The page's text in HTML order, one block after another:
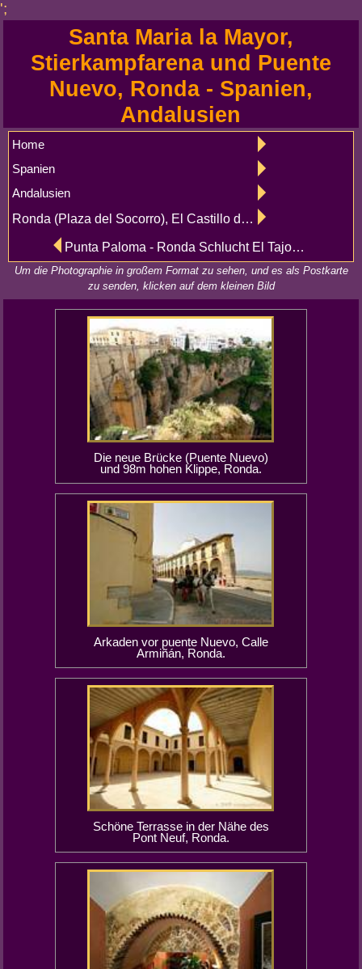
';
Santa Maria la Mayor,
Stierkampfarena und Puente
Nuevo, Ronda - Spanien,
Andalusien
Home
Spanien
Andalusien
Ronda (Plaza del Socorro), El Castillo de Salobreña
Punta Paloma - Ronda Schlucht El Tajo, Salvatierra Palast, Alte Brücke und Wände
Um die Photographie in großem Format zu sehen, und es als Postkarte
zu senden, klicken auf dem kleinen Bild
Die neue Brücke (Puente Nuevo)
und 98m hohen Klippe, Ronda.
Arkaden vor puente Nuevo, Calle
Armiñán, Ronda.
Schöne Terrasse in der Nähe des
Pont Neuf, Ronda.